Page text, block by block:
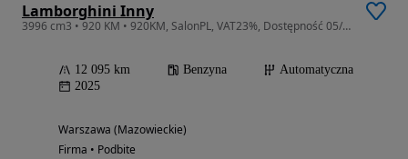
Lamborghini Inny
3996 cm3 • 920 KM • 920KM, SalonPL, VAT23%, Dostępność 05/06.2026
12 095 km Benzyna
Automatyczna
2025
Warszawa (Mazowieckie)
Firma • Podbite